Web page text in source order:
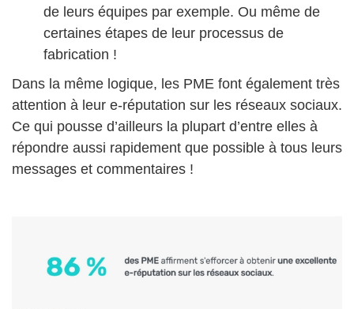
de leurs équipes par exemple. Ou même de
certaines étapes de leur processus de
fabrication !
Dans la même logique, les PME font également très
attention à leur e-réputation sur les réseaux sociaux.
Ce qui pousse d’ailleurs la plupart d’entre elles à
répondre aussi rapidement que possible à tous leurs
messages et commentaires !